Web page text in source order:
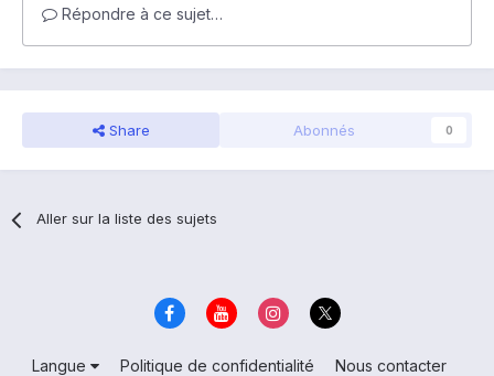
Répondre à ce sujet…
Share Abonnés 0
Aller sur la liste des sujets
Langue Politique de confidentialité Nous contacter